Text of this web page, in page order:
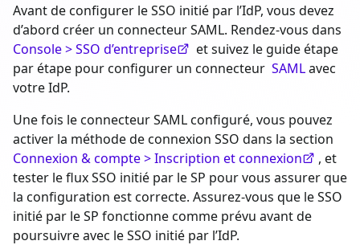
Avant de configurer le SSO initié par l’IdP, vous devez
d’abord créer un connecteur SAML. Rendez-vous dans
Console > SSO d’entreprise
et suivez le guide étape
par étape pour configurer un connecteur SAMLavec
votre IdP.
Une fois le connecteur SAML configuré, vous pouvez
activer la méthode de connexion SSO dans la section
Connexion & compte > Inscription et connexion
, et
tester le flux SSO initié par le SP pour vous assurer que
la configuration est correcte. Assurez-vous que le SSO
initié par le SP fonctionne comme prévu avant de
poursuivre avec le SSO initié par l’IdP.